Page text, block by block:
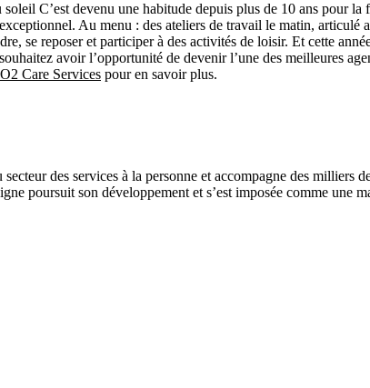
C’est devenu une habitude depuis plus de 10 ans pour
Au menu : des ateliers de travail le matin, articulé
se reposer et participer à des activités de loisir. Et cette
avoir l’opportunité de devenir l’une des meilleures
Care Services pour en savoir plus.
secteur des services à la personne et accompagne des
poursuit son développement et s’est imposée comme une